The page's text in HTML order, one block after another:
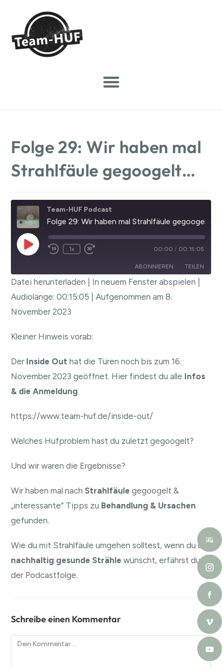
Folge 29: Wir haben mal
Strahlfäule gegoogelt…
Team-HUF Podcast
Folge 29: Wir haben mal Strahlfäule gegoogelt...
1x 00:00 / 00:15:05
ABONNIEREN TEILEN
RSS FEED
TEILEN
LINK
EMBED
Datei herunterladen In neuem Fenster abspielen
Audiolänge: 00:15:05 |Aufgenommen am 8.
November 2023
Kleiner Hinweis vorab:
Der Inside Out hat die Türen noch bis zum 16.
November 2023 geöffnet. Hier findest du alle Infos
& die Anmeldung
https://www.team-huf.de/inside-out/
Welches Hufproblem hast du zuletzt gegoogelt?
Und wir waren die Ergebnisse?
Wir haben mal nachStrahlfäulegegoogelt &
„interessante“ Tipps zu Behandlung & Ursachen
gefunden.
Wie du mit Strahlfäule umgehen solltest, wenn du dir
nachhaltig gesunde Strählewünscht, erfährst du in
der Podcastfolge.
Schreibe einen Kommentar